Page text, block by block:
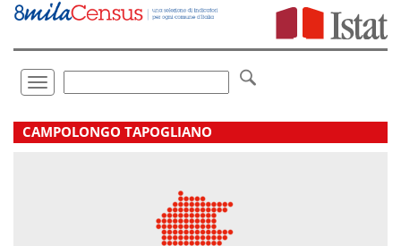
Vai
direttamente
Toggle
navigation
.
CAMPOLONGO TAPOGLIANO